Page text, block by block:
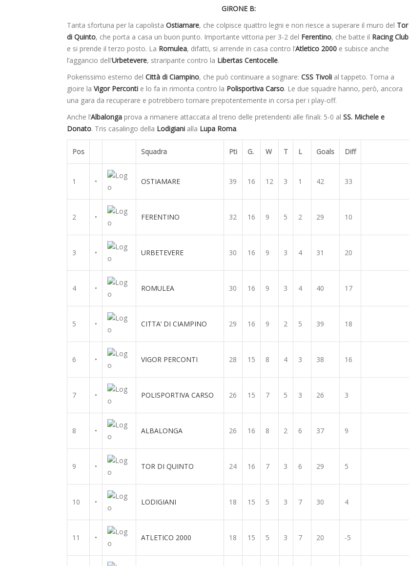
GIRONE B:
Tanta sfortuna per la capolista Ostiamare, che colpisce quattro legni e non riesce a superare il muro del Tor
di Quinto, che porta a casa un buon punto. Importante vittoria per 3-2 del Ferentino, che batte il Racing Club
e si prende il terzo posto. La Romulea, difatti, si arrende in casa contro l’Atletico 2000 e subisce anche
l’aggancio dell’Urbetevere, straripante contro la Libertas Centocelle.
Pokerissimo esterno del Città di Ciampino, che può continuare a sognare: CSS Tivoli al tappeto. Torna a
gioire la Vigor Perconti e lo fa in rimonta contro la Polisportiva Carso. Le due squadre hanno, però, ancora
una gara da recuperare e potrebbero tornare prepotentemente in corsa per i play-off.
Anche l’Albalonga prova a rimanere attaccata al treno delle pretendenti alle finali: 5-0 al SS. Michele e
Donato. Tris casalingo della Lodigiani alla Lupa Roma.
Pos Squadra Pti G. W T L Goals Diff
1 • OSTIAMARE 39 16 12 3 1 42 33
2 • FERENTINO 32 16 9 5 2 29 10
3 • URBETEVERE 30 16 9 3 4 31 20
4 • ROMULEA 30 16 9 3 4 40 17
5 • CITTA’ DI CIAMPINO 29 16 9 2 5 39 18
6 • VIGOR PERCONTI 28 15 8 4 3 38 16
7 • POLISPORTIVA CARSO 26 15 7 5 3 26 3
8 • ALBALONGA 26 16 8 2 6 37 9
9 • TOR DI QUINTO 24 16 7 3 6 29 5
10 • LODIGIANI 18 15 5 3 7 30 4
11 • ATLETICO 2000 18 15 5 3 7 20 -5